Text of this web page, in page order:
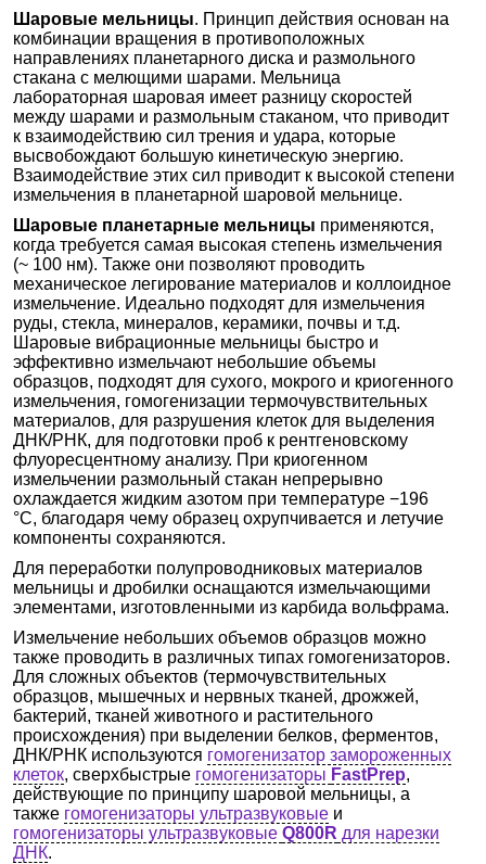
Шаровые мельницы. Принцип действия основан на
комбинации вращения в противоположных
направлениях планетарного диска и размольного
стакана с мелющими шарами. Мельница
лабораторная шаровая имеет разницу скоростей
между шарами и размольным стаканом, что приводит
к взаимодействию сил трения и удара, которые
высвобождают большую кинетическую энергию.
Взаимодействие этих сил приводит к высокой степени
измельчения в планетарной шаровой мельнице.
Шаровые планетарные мельницы применяются,
когда требуется самая высокая степень измельчения
(~ 100 нм). Также они позволяют проводить
механическое легирование материалов и коллоидное
измельчение. Идеально подходят для измельчения
руды, стекла, минералов, керамики, почвы и т.д.
Шаровые вибрационные мельницы быстро и
эффективно измельчают небольшие объемы
образцов, подходят для сухого, мокрого и криогенного
измельчения, гомогенизации термочувствительных
материалов, для разрушения клеток для выделения
ДНК/РНК, для подготовки проб к рентгеновскому
флуоресцентному анализу. При криогенном
измельчении размольный стакан непрерывно
охлаждается жидким азотом при температуре −196
°C, благодаря чему образец охрупчивается и летучие
компоненты сохраняются.
Для переработки полупроводниковых материалов
мельницы и дробилки оснащаются измельчающими
элементами, изготовленными из карбида вольфрама.
Измельчение небольших объемов образцов можно
также проводить в различных типах гомогенизаторов.
Для сложных объектов (термочувствительных
образцов, мышечных и нервных тканей, дрожжей,
бактерий, тканей животного и растительного
происхождения) при выделении белков, ферментов,
ДНК/РНК используются гомогенизатор замороженных
клеток, сверхбыстрые гомогенизаторы FastPrep,
действующие по принципу шаровой мельницы, а
также гомогенизаторы ультразвуковые и
гомогенизаторы ультразвуковые Q800R для нарезки
ДНК.